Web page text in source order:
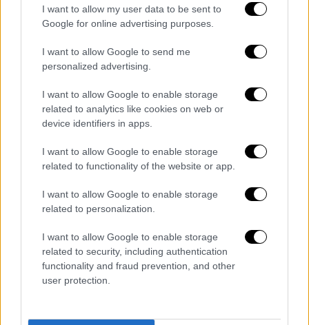
I want to allow my user data to be sent to
Google for online advertising purposes.
I want to allow Google to send me
personalized advertising.
I want to allow Google to enable storage
related to analytics like cookies on web or
device identifiers in apps.
I want to allow Google to enable storage
related to functionality of the website or app.
I want to allow Google to enable storage
related to personalization.
I want to allow Google to enable storage
related to security, including authentication
functionality and fraud prevention, and other
user protection.
4.704 εκπαιδευτικοί των κλάδων/
ειδικοτήτων ΠΕ01, ΠΕ02, ΠΕ03,
ΠΕ04.01, ΠΕ04.02, ΠΕ04.04, ΠΕ04.05,
ΠΕ05, ΠΕ06, ΠΕ07, ΠΕ08, ΠΕ11, ΠΕ33,
ΠΕ83, ΠΕ84, ΠΕ85, ΠΕ86, ΠΕ87.01,
ΠΕ87.02, ΠΕ87.03, ΠΕ87.04, ΠΕ87.07,
ΠΕ88.02, ΠΕ88.03, ΠΕ88.04, ΠΕ88.05,
ΠΕ89.01 και ΠΕ90 στη Δευτεροβάθμια
Εκπαίδευση.
Αναλυτικά οι σχετικές λίστες με όλα
τα ονόματα
1. ΔΙΟΡΙΣΜΟΙ ΓΕΝΙΚΗΣ Δ.Ε.εδώ
2. ΔΙΟΡΙΣΜΟΙ ΓΕΝΙΚΗΣ ΠΕ
3. ΔΙΟΡΙΣΜΟΙ ΕΑΕ Δ.Ε. εδώ